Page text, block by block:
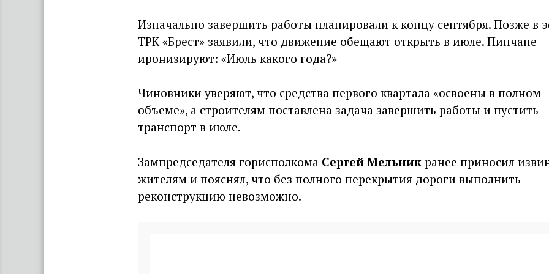
Изначально завершить работы планировали к концу сентября. Позже в
ТРК «Брест» заявили, что движение обещают открыть в июле. Пинчане
иронизируют: «Июль какого года?»
Чиновники уверяют, что средства первого квартала «освоены в полном
объеме», а строителям поставлена задача завершить работы и пустить
транспорт в июле.
Зампредседателя горисполкома Сергей Мельник ранее приносил
жителям и пояснял, что без полного перекрытия дороги выполнить
реконструкцию невозможно.